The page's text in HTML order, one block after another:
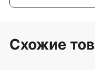
Схожие